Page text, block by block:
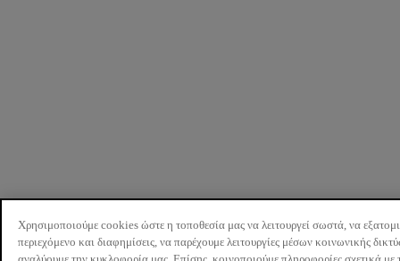
Χρησιμοποιούμε cookies ώστε η τοποθεσία μας να λειτουργεί σωστά, να
περιεχόμενο και διαφημίσεις, να παρέχουμε λειτουργίες μέσων κοινωνικής